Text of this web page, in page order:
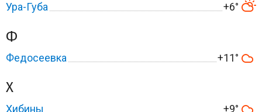
Ура-Губа
+6°
Ф
Федосеевка +11°
Х
Хибины +9°